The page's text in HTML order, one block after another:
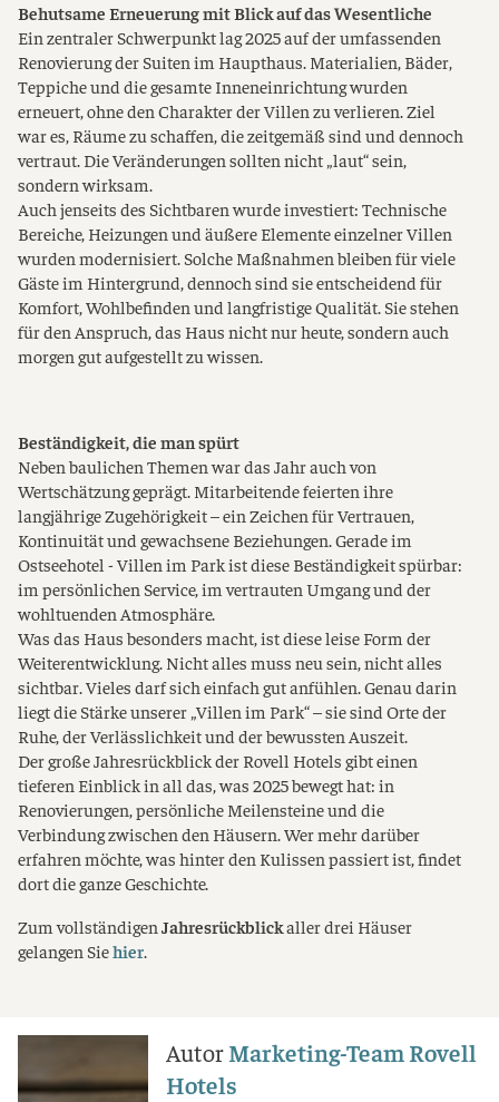
Behutsame Erneuerung mit Blick auf das Wesentliche
Ein zentraler Schwerpunkt lag 2025 auf der umfassenden
Renovierung der Suiten im Haupthaus. Materialien, Bäder,
Teppiche und die gesamte Inneneinrichtung wurden
erneuert, ohne den Charakter der Villen zu verlieren. Ziel
war es, Räume zu schaffen, die zeitgemäß sind und dennoch
vertraut. Die Veränderungen sollten nicht „laut“ sein,
sondern wirksam.
Auch jenseits des Sichtbaren wurde investiert: Technische
Bereiche, Heizungen und äußere Elemente einzelner Villen
wurden modernisiert. Solche Maßnahmen bleiben für viele
Gäste im Hintergrund, dennoch sind sie entscheidend für
Komfort, Wohlbefinden und langfristige Qualität. Sie stehen
für den Anspruch, das Haus nicht nur heute, sondern auch
morgen gut aufgestellt zu wissen.
Beständigkeit, die man spürt
Neben baulichen Themen war das Jahr auch von
Wertschätzung geprägt. Mitarbeitende feierten ihre
langjährige Zugehörigkeit – ein Zeichen für Vertrauen,
Kontinuität und gewachsene Beziehungen. Gerade im
Ostseehotel - Villen im Park ist diese Beständigkeit spürbar:
im persönlichen Service, im vertrauten Umgang und der
wohltuenden Atmosphäre.
Was das Haus besonders macht, ist diese leise Form der
Weiterentwicklung. Nicht alles muss neu sein, nicht alles
sichtbar. Vieles darf sich einfach gut anfühlen. Genau darin
liegt die Stärke unserer „Villen im Park“ – sie sind Orte der
Ruhe, der Verlässlichkeit und der bewussten Auszeit.
Der große Jahresrückblick der Rovell Hotels gibt einen
tieferen Einblick in all das, was 2025 bewegt hat: in
Renovierungen, persönliche Meilensteine und die
Verbindung zwischen den Häusern. Wer mehr darüber
erfahren möchte, was hinter den Kulissen passiert ist, findet
dort die ganze Geschichte.
Zum vollständigenJahresrückblickaller drei Häuser
gelangen Siehier.
AutorMarketing-Team Rovell
Hotels